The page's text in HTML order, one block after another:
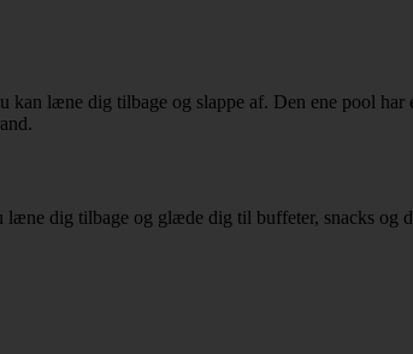
kan læne dig tilbage og slappe af. Den ene pool
dig tilbage og glæde dig til buffeter, snacks og